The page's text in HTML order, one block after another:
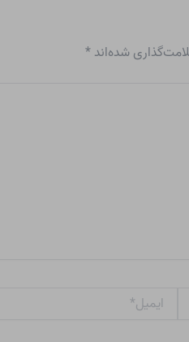
شده‌اند*
ایمیل*